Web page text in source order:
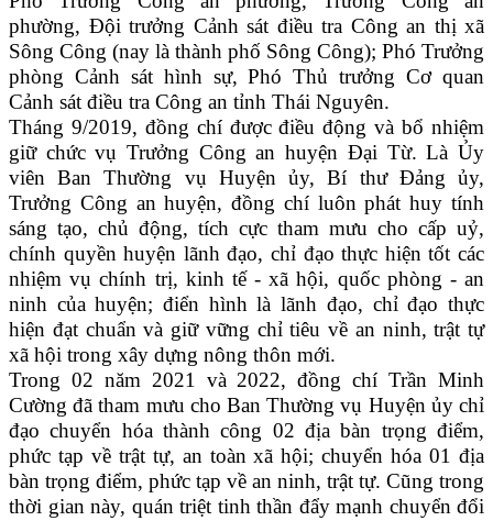
phường, Đội trưởng Cảnh sát điều tra Công an thị xã
Sông Công (nay là thành phố Sông Công); Phó Trưởng
phòng Cảnh sát hình sự, Phó Thủ trưởng Cơ quan
Cảnh sát điều tra Công an tỉnh Thái Nguyên.
Tháng 9/2019, đồng chí được điều động và bổ nhiệm
giữ chức vụ Trưởng Công an huyện Đại Từ. Là Ủy
viên Ban Thường vụ Huyện ủy, Bí thư Đảng ủy,
Trưởng Công an huyện, đồng chí luôn phát huy tính
sáng tạo, chủ động, tích cực tham mưu cho cấp uỷ,
chính quyền huyện lãnh đạo, chỉ đạo thực hiện tốt các
nhiệm vụ chính trị, kinh tế - xã hội, quốc phòng - an
ninh của huyện; điển hình là lãnh đạo, chỉ đạo thực
hiện đạt chuẩn và giữ vững chỉ tiêu về an ninh, trật tự
xã hội trong xây dựng nông thôn mới.
Trong 02 năm 2021 và 2022, đồng chí Trần Minh
Cường đã tham mưu cho Ban Thường vụ Huyện ủy chỉ
đạo chuyển hóa thành công 02 địa bàn trọng điểm,
phức tạp về trật tự, an toàn xã hội; chuyển hóa 01 địa
bàn trọng điểm, phức tạp về an ninh, trật tự. Cũng trong
thời gian này, quán triệt tinh thần đẩy mạnh chuyển đổi